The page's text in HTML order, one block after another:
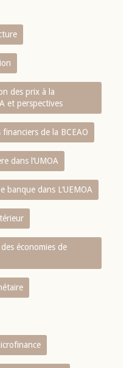
des prix à la
et perspectives
de la BCEAO
dans l‘UMOA
banque dans L‘UEMOA
économies de